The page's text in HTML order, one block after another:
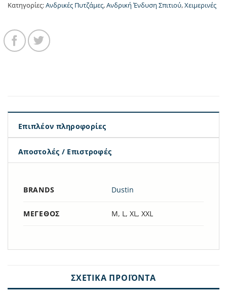
Κατηγορίες:Ανδρικές Πυτζάμες,Ανδρική Ένδυση Σπιτιού,Χειμερινές
Επιπλέον πληροφορίες
Αποστολές / Επιστροφές
BRANDS Dustin
ΜΈΓΕΘΟΣ M, L, XL, XXL
ΣΧΕΤΙΚΆ ΠΡΟΪΌΝΤΑ